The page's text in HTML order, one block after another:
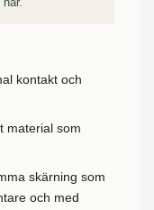
kontakt och
material som
skärning som
och med